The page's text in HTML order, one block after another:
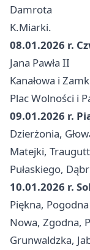
Damrota
K.Miarki.
08.01.2026 r.
Jana Pawła II
Kanałowa i
Plac Wolności i
09.01.2026 r.
Dzierżonia,
Matejki,
Pułaskiego,
10.01.2026 r.
Piękna, Pogodna
Nowa, Zgodna,
Grunwaldzka,